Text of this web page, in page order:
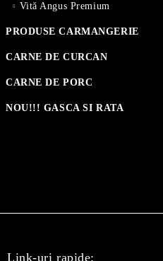
Vită Angus Premium
PRODUSE CARMANGERIE
CARNE DE CURCAN
CARNE DE PORC
NOU!!! GASCA SI RATA
Link-uri rapide: